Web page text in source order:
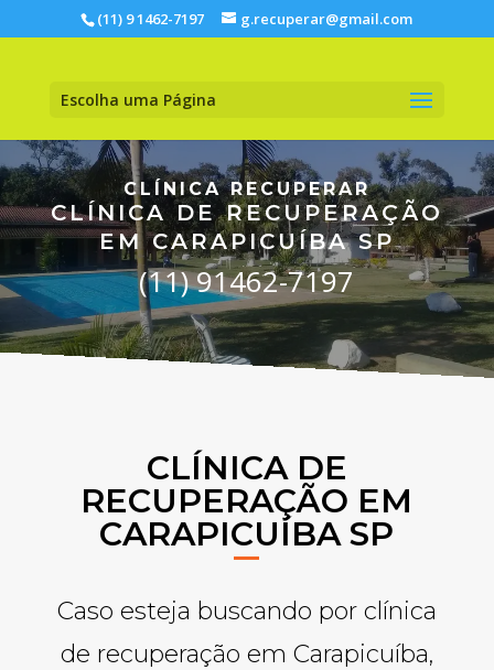
(11) 9 1462-7197 g.recuperar@gmail.com
Escolha uma Página
CLÍNICA RECUPERAR
CLÍNICA DE RECUPERAÇÃO
EM CARAPICUÍBA SP
(11) 91462-7197
CLÍNICA DE
RECUPERAÇÃO EM
CARAPICUÍBA SP
Caso esteja buscando por clínica
de recuperação em Carapicuíba,